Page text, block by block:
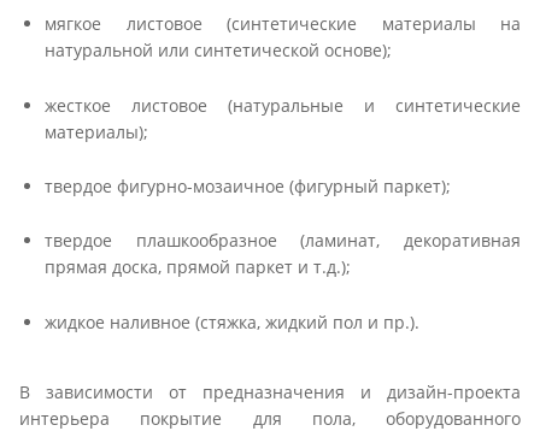
мягкое листовое (синтетические материалы на
натуральной или синтетической основе);
жесткое листовое (натуральные и синтетические
материалы);
твердое фигурно-мозаичное (фигурный паркет);
твердое плашкообразное (ламинат, декоративная
прямая доска, прямой паркет и т.д.);
жидкое наливное (стяжка, жидкий пол и пр.).
В зависимости от предназначения и дизайн-проекта
интерьера покрытие для пола, оборудованного